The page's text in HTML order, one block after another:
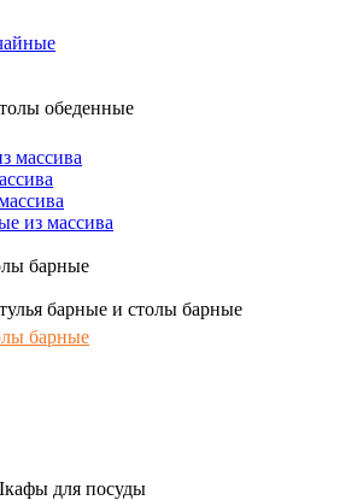
обеденные
массива
из массива
барные
барные и столы барные
барные
для посуды